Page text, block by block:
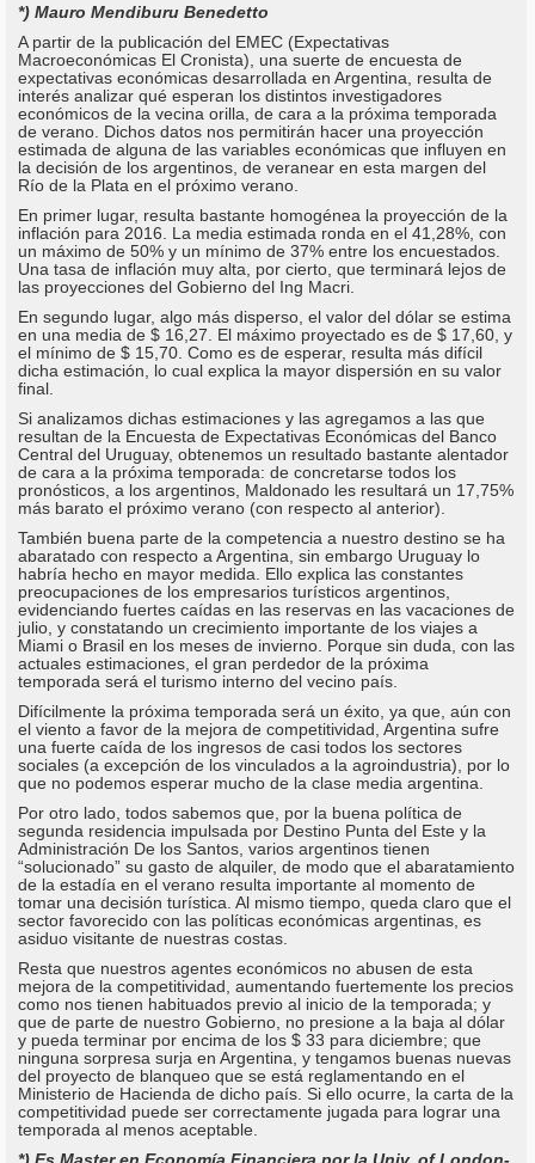
*) Mauro Mendiburu Benedetto
A partir de la publicación del EMEC (Expectativas
Macroeconómicas El Cronista), una suerte de encuesta de
expectativas económicas desarrollada en Argentina, resulta de
interés analizar qué esperan los distintos investigadores
económicos de la vecina orilla, de cara a la próxima temporada
de verano. Dichos datos nos permitirán hacer una proyección
estimada de alguna de las variables económicas que influyen en
la decisión de los argentinos, de veranear en esta margen del
Río de la Plata en el próximo verano.
En primer lugar, resulta bastante homogénea la proyección de la
inflación para 2016. La media estimada ronda en el 41,28%, con
un máximo de 50% y un mínimo de 37% entre los encuestados.
Una tasa de inflación muy alta, por cierto, que terminará lejos de
las proyecciones del Gobierno del Ing Macri.
En segundo lugar, algo más disperso, el valor del dólar se estima
en una media de $ 16,27. El máximo proyectado es de $ 17,60, y
el mínimo de $ 15,70. Como es de esperar, resulta más difícil
dicha estimación, lo cual explica la mayor dispersión en su valor
final.
Si analizamos dichas estimaciones y las agregamos a las que
resultan de la Encuesta de Expectativas Económicas del Banco
Central del Uruguay, obtenemos un resultado bastante alentador
de cara a la próxima temporada: de concretarse todos los
pronósticos, a los argentinos, Maldonado les resultará un 17,75%
más barato el próximo verano (con respecto al anterior).
También buena parte de la competencia a nuestro destino se ha
abaratado con respecto a Argentina, sin embargo Uruguay lo
habría hecho en mayor medida. Ello explica las constantes
preocupaciones de los empresarios turísticos argentinos,
evidenciando fuertes caídas en las reservas en las vacaciones de
julio, y constatando un crecimiento importante de los viajes a
Miami o Brasil en los meses de invierno. Porque sin duda, con las
actuales estimaciones, el gran perdedor de la próxima
temporada será el turismo interno del vecino país.
Difícilmente la próxima temporada será un éxito, ya que, aún con
el viento a favor de la mejora de competitividad, Argentina sufre
una fuerte caída de los ingresos de casi todos los sectores
sociales (a excepción de los vinculados a la agroindustria), por lo
que no podemos esperar mucho de la clase media argentina.
Por otro lado, todos sabemos que, por la buena política de
segunda residencia impulsada por Destino Punta del Este y la
Administración De los Santos, varios argentinos tienen
“solucionado” su gasto de alquiler, de modo que el abaratamiento
de la estadía en el verano resulta importante al momento de
tomar una decisión turística. Al mismo tiempo, queda claro que el
sector favorecido con las políticas económicas argentinas, es
asiduo visitante de nuestras costas.
Resta que nuestros agentes económicos no abusen de esta
mejora de la competitividad, aumentando fuertemente los precios
como nos tienen habituados previo al inicio de la temporada; y
que de parte de nuestro Gobierno, no presione a la baja al dólar
y pueda terminar por encima de los $ 33 para diciembre; que
ninguna sorpresa surja en Argentina, y tengamos buenas nuevas
del proyecto de blanqueo que se está reglamentando en el
Ministerio de Hacienda de dicho país. Si ello ocurre, la carta de la
competitividad puede ser correctamente jugada para lograr una
temporada al menos aceptable.